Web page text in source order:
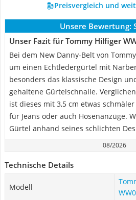
Preisvergleich und
Unsere Bewertung:
Unser Fazit für Tommy Hilfiger
Bei dem New Danny-Belt von
um einen Echtledergürtel mit
besonders das klassische Design
gehaltene Gürtelschnalle.
ist dieses mit 3,5 cm etwas
für Jeans oder auch Hosenanzüge.
Gürtel anhand seines schlichten
08/2026
Technische Details
Modell